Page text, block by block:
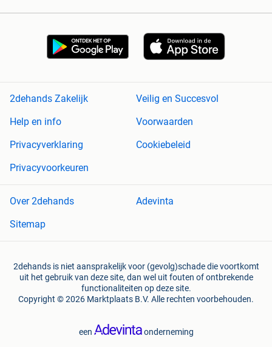
2dehands Zakelijk
Veilig en Succesvol
Help en info
Voorwaarden
Privacyverklaring
Cookiebeleid
Privacyvoorkeuren
Over 2dehands
Adevinta
Sitemap
2dehands is niet aansprakelijk voor (gevolg)schade die voortkomt
uit het gebruik van deze site, dan wel uit fouten of ontbrekende
functionaliteiten op deze site.
Copyright © 2026 Marktplaats B.V. Alle rechten voorbehouden.
een onderneming